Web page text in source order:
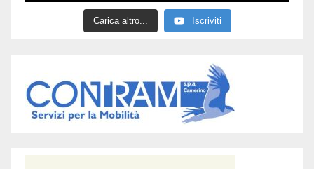
Carica altro... Iscriviti